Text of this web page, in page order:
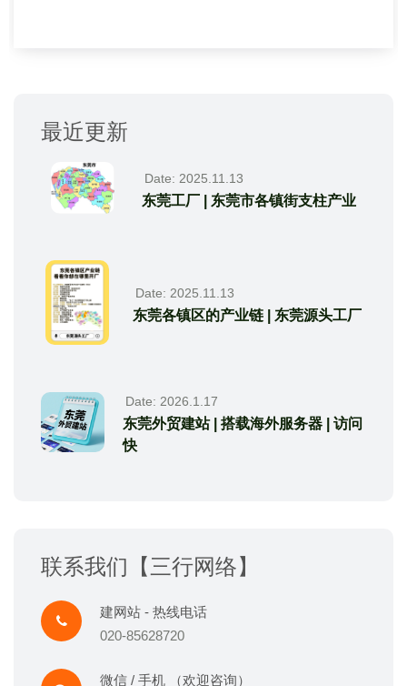
最近更新
Date: 2025.11.13
东莞工厂 | 东莞市各镇街支柱产业
Date: 2025.11.13
东莞各镇区的产业链 | 东莞源头工厂
Date: 2026.1.17
东莞外贸建站 | 搭载海外服务器 | 访问
快
联系我们【三行网络】
建网站 - 热线电话
020-85628720
微信 / 手机 （欢迎咨询）